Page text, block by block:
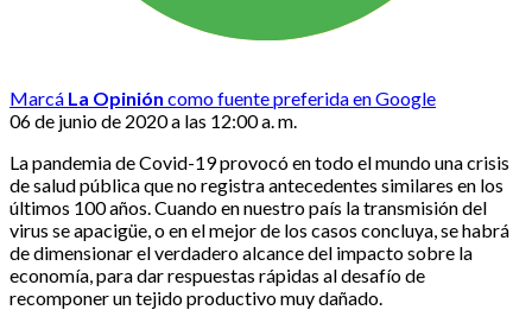
Marcá La Opinión como fuente preferida en Google
06 de junio de 2020 a las 12:00 a. m.
La pandemia de Covid-19 provocó en todo el mundo una crisis
de salud pública que no registra antecedentes similares en los
últimos 100 años. Cuando en nuestro país la transmisión del
virus se apacigüe, o en el mejor de los casos concluya, se habrá
de dimensionar el verdadero alcance del impacto sobre la
economía, para dar respuestas rápidas al desafío de
recomponer un tejido productivo muy dañado.